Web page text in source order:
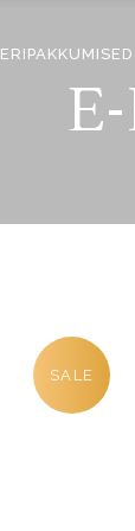
ERIPAKKUMISED
SALE